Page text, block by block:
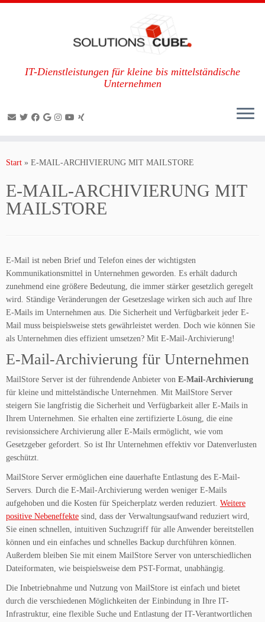
Inhalt
IT-Dienstleistungen für kleine bis mittelständische
Unternehmen
Start » E-MAIL-ARCHIVIERUNG MIT MAILSTORE
E-MAIL-ARCHIVIERUNG MIT
MAILSTORE
E-Mail ist neben Brief und Telefon eines der wichtigsten
Kommunikationsmittel in Unternehmen geworden. Es erhält dadurch
zunehmend eine größere Bedeutung, die immer stärker gesetzlich geregelt
wird. Ständige Veränderungen der Gesetzeslage wirken sich auch auf Ihre
E-Mails im Unternehmen aus. Die Sicherheit und Verfügbarkeit jeder E-
Mail muss beispielsweise stets gewährleistet werden. Doch wie können Sie
als Unternehmen dies effizient umsetzen? Mit E-Mail-Archivierung!
E-Mail-Archivierung für Unternehmen
MailStore Server ist der führendende Anbieter von E-Mail-Archivierung
für kleine und mittelständische Unternehmen. Mit MailStore Server
steigern Sie langfristig die Sicherheit und Verfügbarkeit aller E-Mails in
Ihrem Unternehmen. Sie erhalten eine zertifizierte Lösung, die eine
revisionssichere Archivierung aller E-Mails ermöglicht, wie vom
Gesetzgeber gefordert. So ist Ihr Unternehmen effektiv vor Datenverlusten
geschützt.
MailStore Server ermöglichen eine dauerhafte Entlastung des E-Mail-
Servers. Durch die E-Mail-Archivierung werden weniger E-Mails
aufgehoben und die Kosten für Speicherplatz werden reduziert. Weitere
positive Nebeneffekte sind, dass der Verwaltungsaufwand reduziert wird,
Sie einen schnellen, intuitiven Suchzugriff für alle Anwender bereitstellen
können und ein einfaches und schnelles Backup durchführen können.
Außerdem bleiben Sie mit einem MailStore Server von unterschiedlichen
Dateiformaten, wie beispielsweise dem PST-Format, unabhängig.
Die Inbetriebnahme und Nutzung von MailStore ist einfach und bietet
durch die verschiedenen Möglichkeiten der Einbindung in Ihre IT-
Infrastruktur, eine flexible Suche und Entlastung der IT-Verantwortlichen